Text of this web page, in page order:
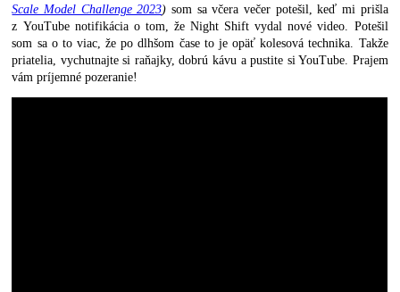
Scale Model Challenge 2023) som sa včera večer potešil, keď mi prišla
z YouTube notifikácia o tom, že Night Shift vydal nové video. Potešil
som sa o to viac, že po dlhšom čase to je opäť kolesová technika. Takže
priatelia, vychutnajte si raňajky, dobrú kávu a pustite si YouTube. Prajem
vám príjemné pozeranie!